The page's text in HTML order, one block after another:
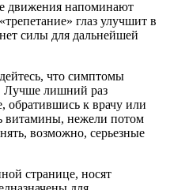
движения напоминают
глаз улучшит в
силы для дальнейшей
что симптомы
Лучше лишний раз
обратившись к врачу или
витамины, нежели потом
возможно, серьезные
странице, носят